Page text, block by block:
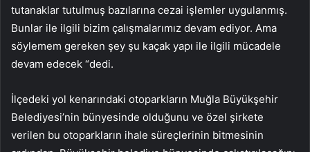
tutanaklar tutulmuş bazılarına cezai işlemler uygulanmış.
Bunlar ile ilgili bizim çalışmalarımız devam ediyor. Ama
söylemem gereken şey şu kaçak yapı ile ilgili mücadele
devam edecek “dedi.
İlçedeki yol kenarındaki otoparkların Muğla Büyükşehir
Belediyesi’nin bünyesinde olduğunu ve özel şirkete
verilen bu otoparkların ihale süreçlerinin bitmesinin